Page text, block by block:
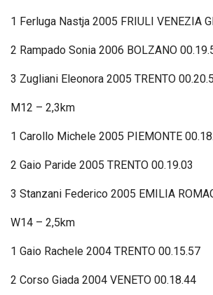
1 Ferluga Nastja 2005 FRIULI VENEZIA
2 Rampado Sonia 2006 BOLZANO
3 Zugliani Eleonora 2005 TRENTO
M12 – 2,3km
1 Carollo Michele 2005 PIEMONTE
2 Gaio Paride 2005 TRENTO 00.19.03
3 Stanzani Federico 2005 EMILIA
W14 – 2,5km
1 Gaio Rachele 2004 TRENTO 00.15.57
2 Corso Giada 2004 VENETO 00.18.44